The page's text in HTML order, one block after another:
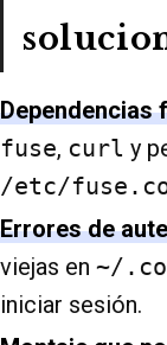
Dependencias
fuse, curl y
/etc/
Errores de
viejas en ~/
iniciar sesión.